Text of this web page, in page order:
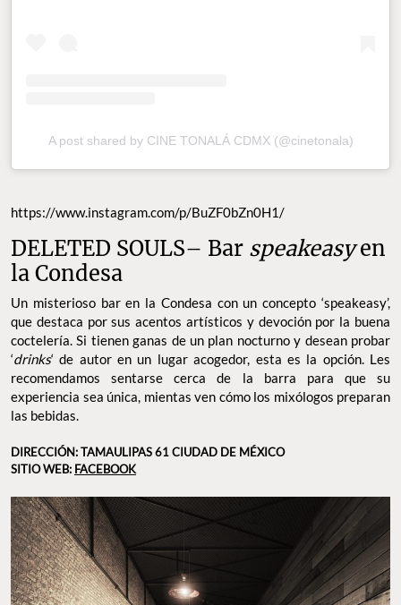
A post shared by CINE TONALÁ CDMX (@cinetonala)
https://www.instagram.com/p/BuZF0bZn0H1/
DELETED SOULS– Bar speakeasyen
la Condesa
Un misterioso bar en la Condesa con un concepto ‘speakeasy’,
que destaca por sus acentos artísticos y devoción por la buena
coctelería. Si tienen ganas de un plan nocturno y desean probar
‘drinks‘ de autor en un lugar acogedor, esta es la opción. Les
recomendamos sentarse cerca de la barra para que su
experiencia sea única, mientas ven cómo los mixólogos preparan
las bebidas.
DIRECCIÓN: TAMAULIPAS 61 CIUDAD DE MÉXICO
SITIO WEB: FACEBOOK